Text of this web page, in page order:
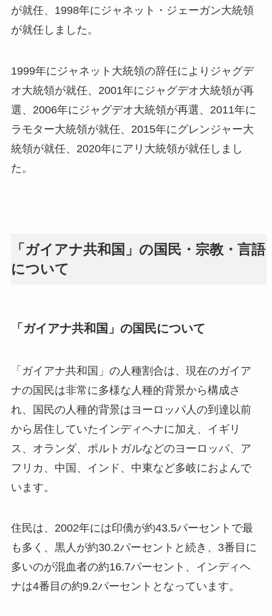
が就任、1998年にジャネット・ジェーガン大統領
が就任しました。
1999年にジャネット大統領の辞任によりジャグデ
オ大統領が就任、2001年にジャグデオ大統領が再
選、2006年にジャグデオ大統領が再選、2011年に
ラモター大統領が就任、2015年にグレンジャー大
統領が就任、2020年にアリ大統領が就任しまし
た。
「ガイアナ共和国」の国民・宗教・言語
について
「ガイアナ共和国」の国民について
「ガイアナ共和国」の人種割合は、現在のガイア
ナの国民は非常に多様な人種的背景から構成さ
れ、国民の人種的背景はヨーロッパ人の到達以前
から居住していたインディヘナに加え、イギリ
ス、オランダ、ポルトガルなどのヨーロッパ、ア
フリカ、中国、インド、中東など多岐におよんで
います。
住民は、2002年には印僑が約43.5パーセントで最
も多く、黒人が約30.2パーセントと続き、3番目に
多いのが混血者の約16.7パーセント、インディヘ
ナは4番目の約9.2パーセントとなっています。